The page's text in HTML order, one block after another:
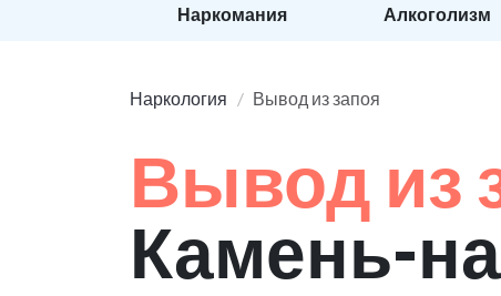
Наркомания Алкоголизм
Наркология Вывод из запоя
Вывод из
Камень-